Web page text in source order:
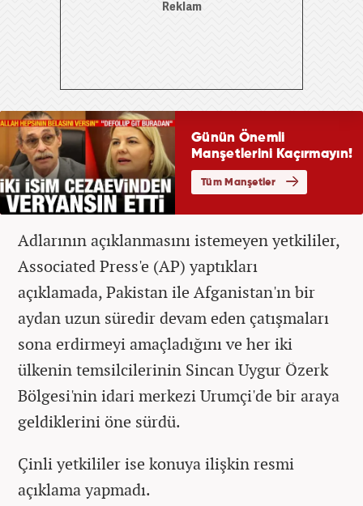
Adlarının açıklanmasını istemeyen yetkililer,
Associated Press'e (AP) yaptıkları
açıklamada, Pakistan ile Afganistan'ın bir
aydan uzun süredir devam eden çatışmaları
sona erdirmeyi amaçladığını ve her iki
ülkenin temsilcilerinin Sincan Uygur Özerk
Bölgesi'nin idari merkezi Urumçi'de bir araya
geldiklerini öne sürdü.
Çinli yetkililer ise konuya ilişkin resmi
açıklama yapmadı.